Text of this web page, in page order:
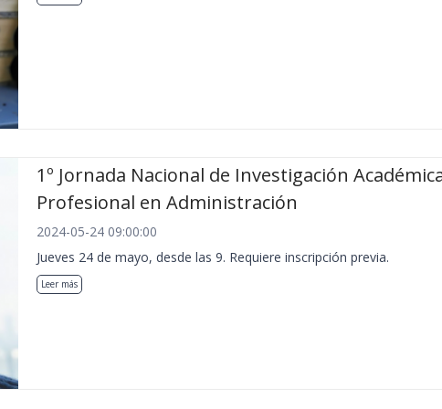
1º Jornada Nacional de Investigación
Profesional en Administración
2024-05-24 09:00:00
Jueves 24 de mayo, desde las 9. Requiere inscripción previa.
Leer más